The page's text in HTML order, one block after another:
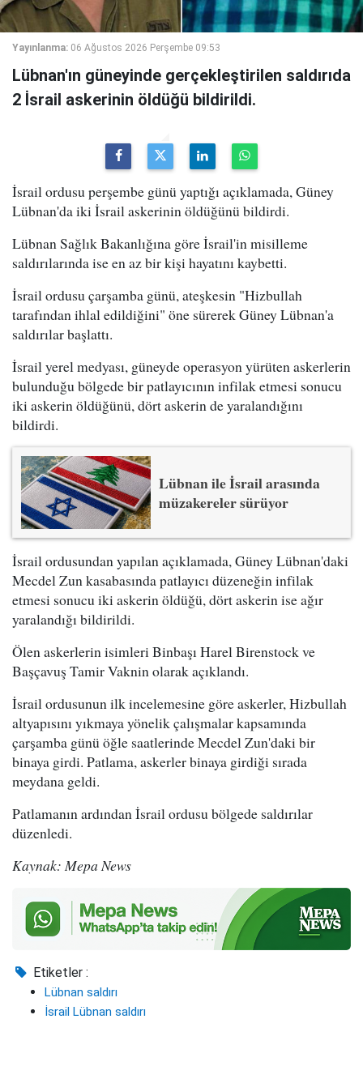
Yayınlanma: 06 Ağustos 2026 Perşembe 09:53
Lübnan'ın güneyinde gerçekleştirilen saldırıda
2 İsrail askerinin öldüğü bildirildi.
İsrail ordusu perşembe günü yaptığı açıklamada, Güney
Lübnan'da iki İsrail askerinin öldüğünü bildirdi.
Lübnan Sağlık Bakanlığına göre İsrail'in misilleme
saldırılarında ise en az bir kişi hayatını kaybetti.
İsrail ordusu çarşamba günü, ateşkesin "Hizbullah
tarafından ihlal edildiğini" öne sürerek Güney Lübnan'a
saldırılar başlattı.
İsrail yerel medyası, güneyde operasyon yürüten askerlerin
bulunduğu bölgede bir patlayıcının infilak etmesi sonucu
iki askerin öldüğünü, dört askerin de yaralandığını
bildirdi.
Lübnan ile İsrail arasında
müzakereler sürüyor
İsrail ordusundan yapılan açıklamada, Güney Lübnan'daki
Mecdel Zun kasabasında patlayıcı düzeneğin infilak
etmesi sonucu iki askerin öldüğü, dört askerin ise ağır
yaralandığı bildirildi.
Ölen askerlerin isimleri Binbaşı Harel Birenstock ve
Başçavuş Tamir Vaknin olarak açıklandı.
İsrail ordusunun ilk incelemesine göre askerler, Hizbullah
altyapısını yıkmaya yönelik çalışmalar kapsamında
çarşamba günü öğle saatlerinde Mecdel Zun'daki bir
binaya girdi. Patlama, askerler binaya girdiği sırada
meydana geldi.
Patlamanın ardından İsrail ordusu bölgede saldırılar
düzenledi.
Kaynak: Mepa News
Etiketler :
Lübnan saldırı
İsrail Lübnan saldırı